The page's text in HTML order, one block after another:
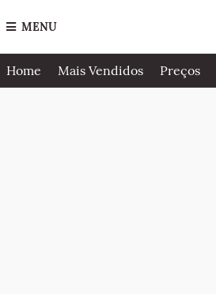
MENU
Home Mais Vendidos Preços